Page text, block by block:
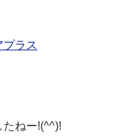
ラス
ねー!(^^)!